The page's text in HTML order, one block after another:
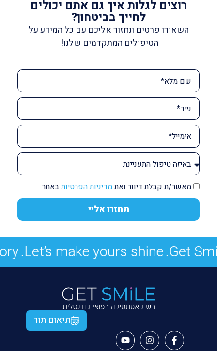
רוצים לגלות איך גם אתם יכולים
לחייך בביטחון?
השאירו פרטים ונחזור אליכם עם כל המידע על
הטיפולים המתקדמים שלנו!
מאשר/ת קבלת דיוור ואתמדיניות הפרטיותבאתר
תחזרו אליי
Let’s make yours shine. Get Smile.
תיאום תור